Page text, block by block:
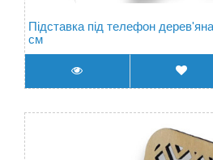
Підставка під телефон
см